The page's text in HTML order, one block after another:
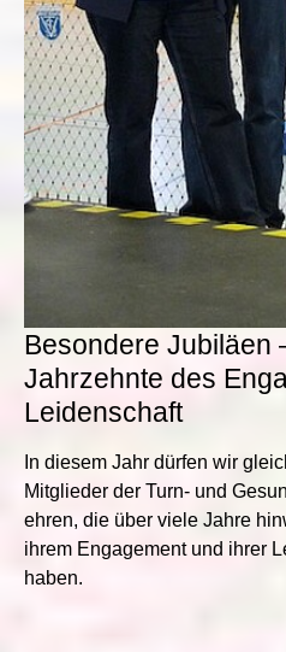
Besondere Jubiläen
Jahrzehnte des
Leidenschaft
In diesem Jahr dürfen wir
Mitglieder der Turn- und
ehren, die über viele Jahre
ihrem Engagement und ihrer
haben.